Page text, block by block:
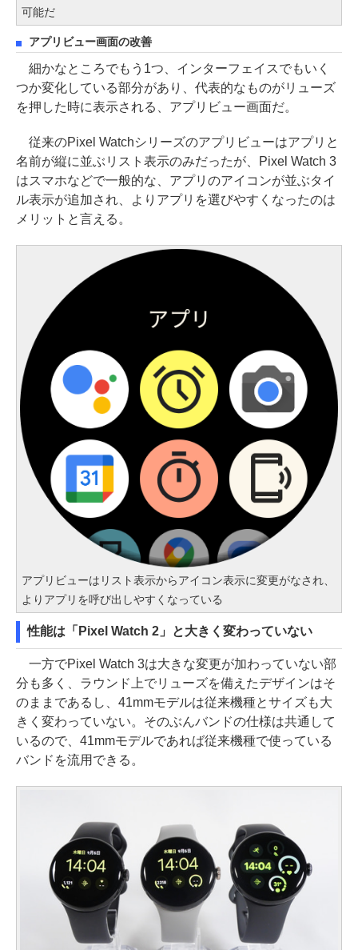
可能だ
アプリビュー画面の改善
細かなところでもう1つ、インターフェイスでもいく
つか変化している部分があり、代表的なものがリューズ
を押した時に表示される、アプリビュー画面だ。
従来のPixel Watchシリーズのアプリビューはアプリと
名前が縦に並ぶリスト表示のみだったが、Pixel Watch 3
はスマホなどで一般的な、アプリのアイコンが並ぶタイ
ル表示が追加され、よりアプリを選びやすくなったのは
メリットと言える。
アプリビューはリスト表示からアイコン表示に変更がなされ、
よりアプリを呼び出しやすくなっている
性能は「Pixel Watch 2」と大きく変わっていない
一方でPixel Watch 3は大きな変更が加わっていない部
分も多く、ラウンド上でリューズを備えたデザインはそ
のままであるし、41mmモデルは従来機種とサイズも大
きく変わっていない。そのぶんバンドの仕様は共通して
いるので、41mmモデルであれば従来機種で使っている
バンドを流用できる。